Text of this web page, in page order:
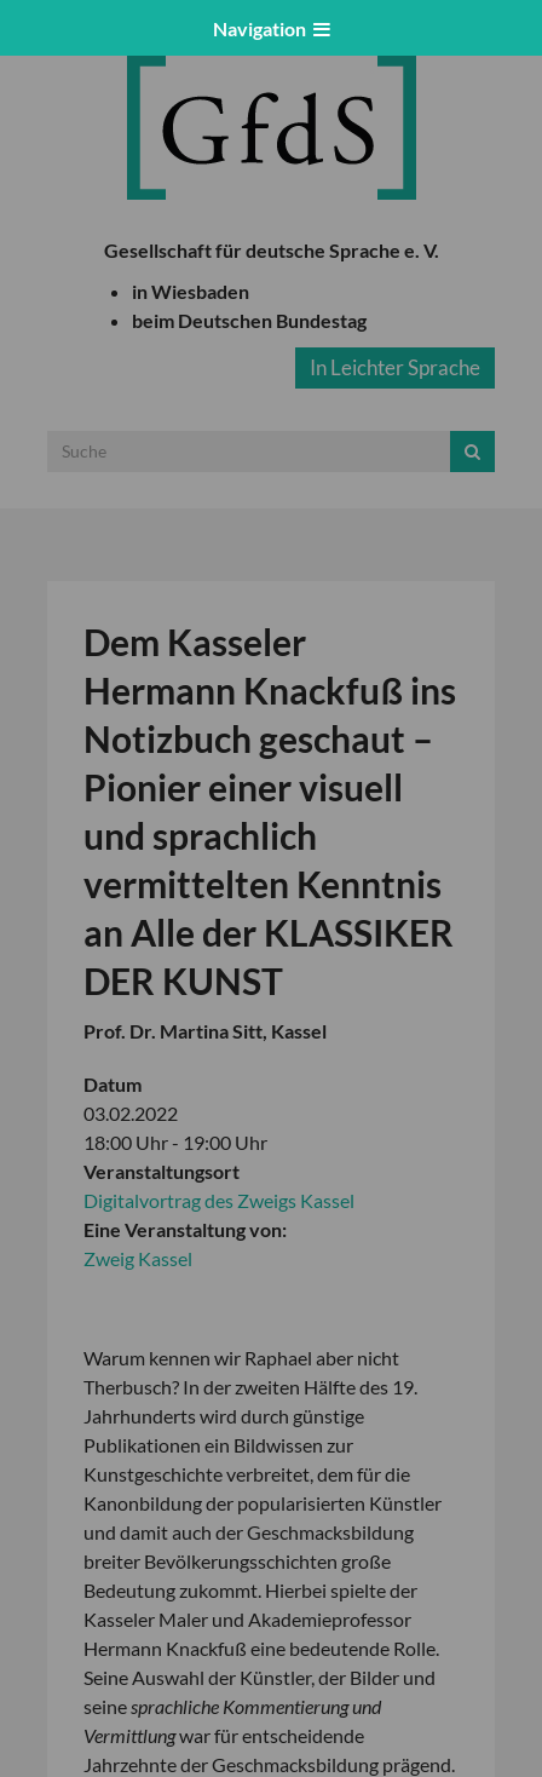
Navigation
Gesellschaft für deutsche Sprache e. V.
in Wiesbaden
beim Deutschen Bundestag
In Leichter Sprache
Dem Kasseler
Hermann Knackfuß ins
Notizbuch geschaut –
Pionier einer visuell
und sprachlich
vermittelten Kenntnis
an Alle der KLASSIKER
DER KUNST
Prof. Dr. Martina Sitt, Kassel
Datum
03.02.2022
18:00 Uhr - 19:00 Uhr
Veranstaltungsort
Digitalvortrag des Zweigs Kassel
Eine Veranstaltung von:
Zweig Kassel
Warum kennen wir Raphael aber nicht
Therbusch? In der zweiten Hälfte des 19.
Jahrhunderts wird durch günstige
Publikationen ein Bildwissen zur
Kunstgeschichte verbreitet, dem für die
Kanonbildung der popularisierten Künstler
und damit auch der Geschmacksbildung
breiter Bevölkerungsschichten große
Bedeutung zukommt. Hierbei spielte der
Kasseler Maler und Akademieprofessor
Hermann Knackfuß eine bedeutende Rolle.
Seine Auswahl der Künstler, der Bilder und
seinesprachliche Kommentierung und
Vermittlungwar für entscheidende
Jahrzehnte der Geschmacksbildung prägend.